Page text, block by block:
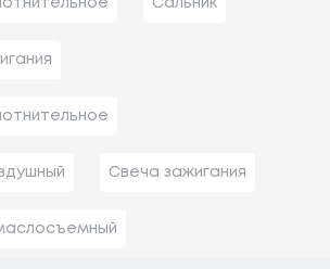
Сальник
Свеча зажигания